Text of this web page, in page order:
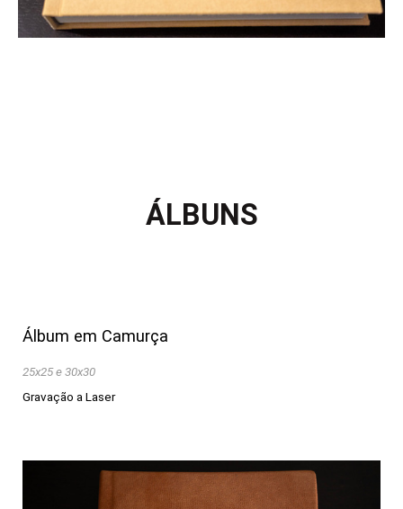
ÁLBUNS
Álbum em Camurça
25x25 e 30x30
Gravação a Laser